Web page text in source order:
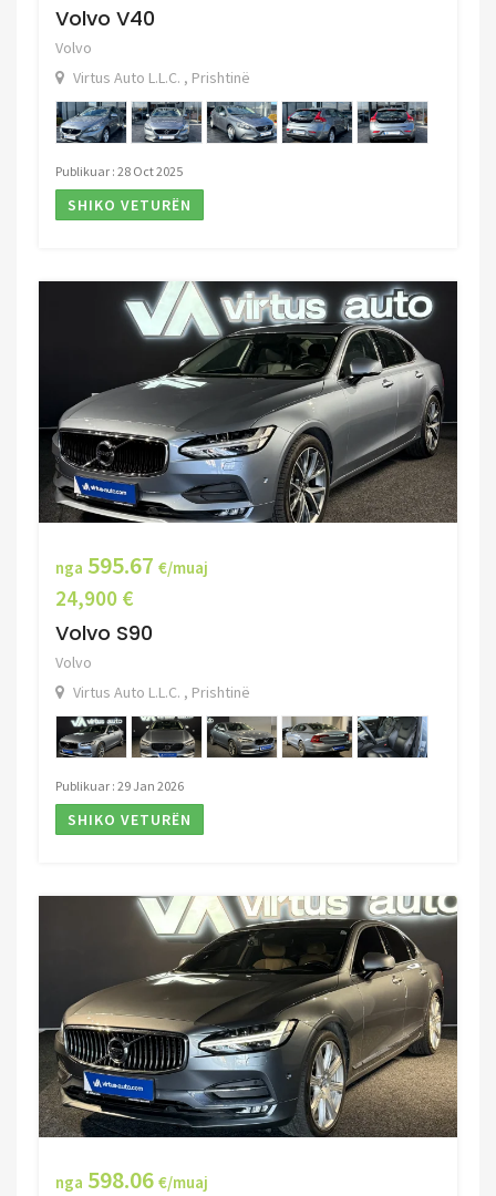
Volvo V40
Volvo
Virtus Auto L.L.C. , Prishtinë
Publikuar : 28 Oct 2025
SHIKO VETURËN
nga 595.67 €/muaj
24,900 €
Volvo S90
Volvo
Virtus Auto L.L.C. , Prishtinë
Publikuar : 29 Jan 2026
SHIKO VETURËN
nga 598.06 €/muaj